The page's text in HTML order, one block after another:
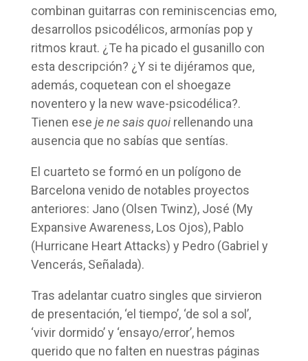
combinan guitarras con reminiscencias emo,
desarrollos psicodélicos, armonías pop y
ritmos kraut. ¿Te ha picado el gusanillo con
esta descripción? ¿Y si te dijéramos que,
además, coquetean con el shoegaze
noventero y la new wave-psicodélica?.
Tienen ese je ne sais quoi rellenando una
ausencia que no sabías que sentías.
El cuarteto se formó en un polígono de
Barcelona venido de notables proyectos
anteriores: Jano (Olsen Twinz), José (My
Expansive Awareness, Los Ojos), Pablo
(Hurricane Heart Attacks) y Pedro (Gabriel y
Vencerás, Señalada).
Tras adelantar cuatro singles que sirvieron
de presentación, ‘el tiempo’, ‘de sol a sol’,
‘vivir dormido’ y ‘ensayo/error’, hemos
querido que no falten en nuestras páginas